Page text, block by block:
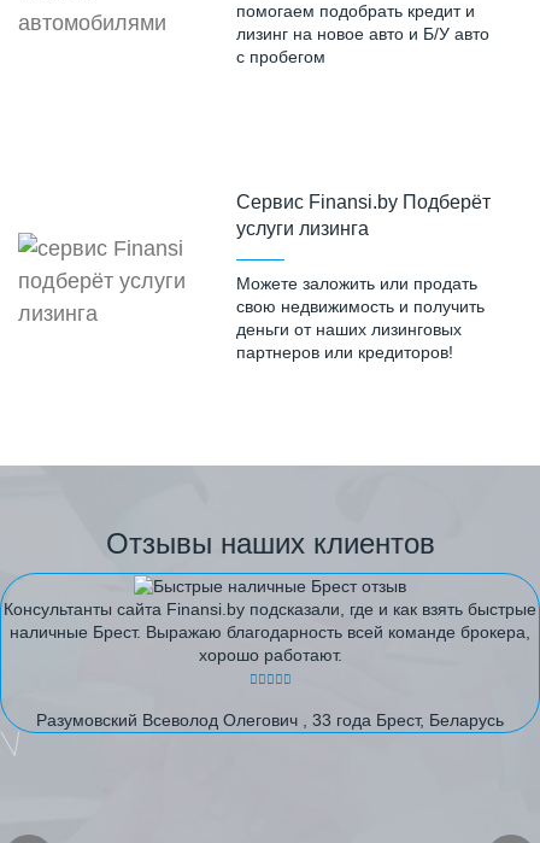
помогаем подобрать кредит и
лизинг на новое авто и Б/У авто
с пробегом
Cервис Finansi.by Подберёт
услуги лизинга
Можете заложить или продать
свою недвижимость и получить
деньги от наших лизинговых
партнеров или кредиторов!
Отзывы наших клиентов
Консультанты сайта Finansi.by подсказали, где и как взять быстрые
наличные Брест. Выражаю благодарность всей команде брокера,
хорошо работают.
Разумовский Всеволод Олегович , 33 года Брест, Беларусь